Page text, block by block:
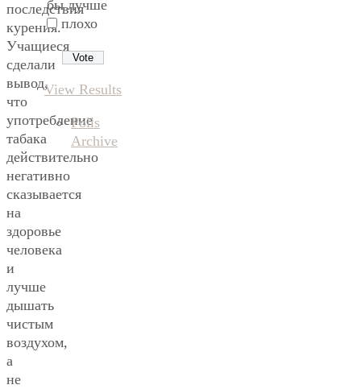
последствия
курения.
Учащиеся
сделали
вывод,
что
употребление
табака
действительно
негативно
сказывается
на
здоровье
человека
и
лучше
дышать
чистым
воздухом,
а
не
бы лучше
плохо
View Results
Polls
Archive